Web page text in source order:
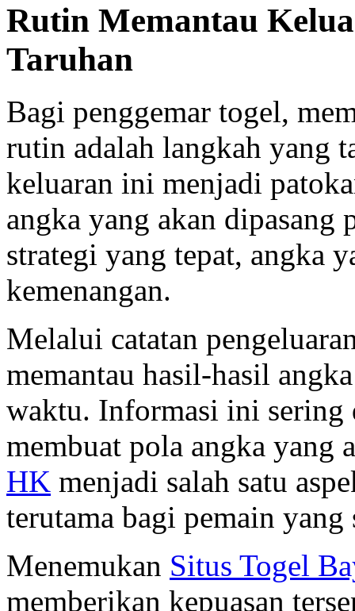
Rutin Memantau
Taruhan
Bagi penggemar togel,
rutin adalah langkah yang
keluaran ini menjadi
angka yang akan dipasang
strategi yang tepat, angka
kemenangan.
Melalui catatan
memantau hasil-hasil
waktu. Informasi ini
membuat pola angka yang
HK menjadi salah satu
terutama bagi pemain yang
Menemukan Situs Togel
memberikan kepuasan